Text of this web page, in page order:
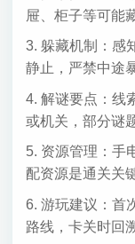
屉、柜子等可能
3. 躲藏机制：感
静止，严禁中途
4. 解谜要点：线
或机关，部分谜
5. 资源管理：手
配资源是通关关
6. 游玩建议：首
路线，卡关时回